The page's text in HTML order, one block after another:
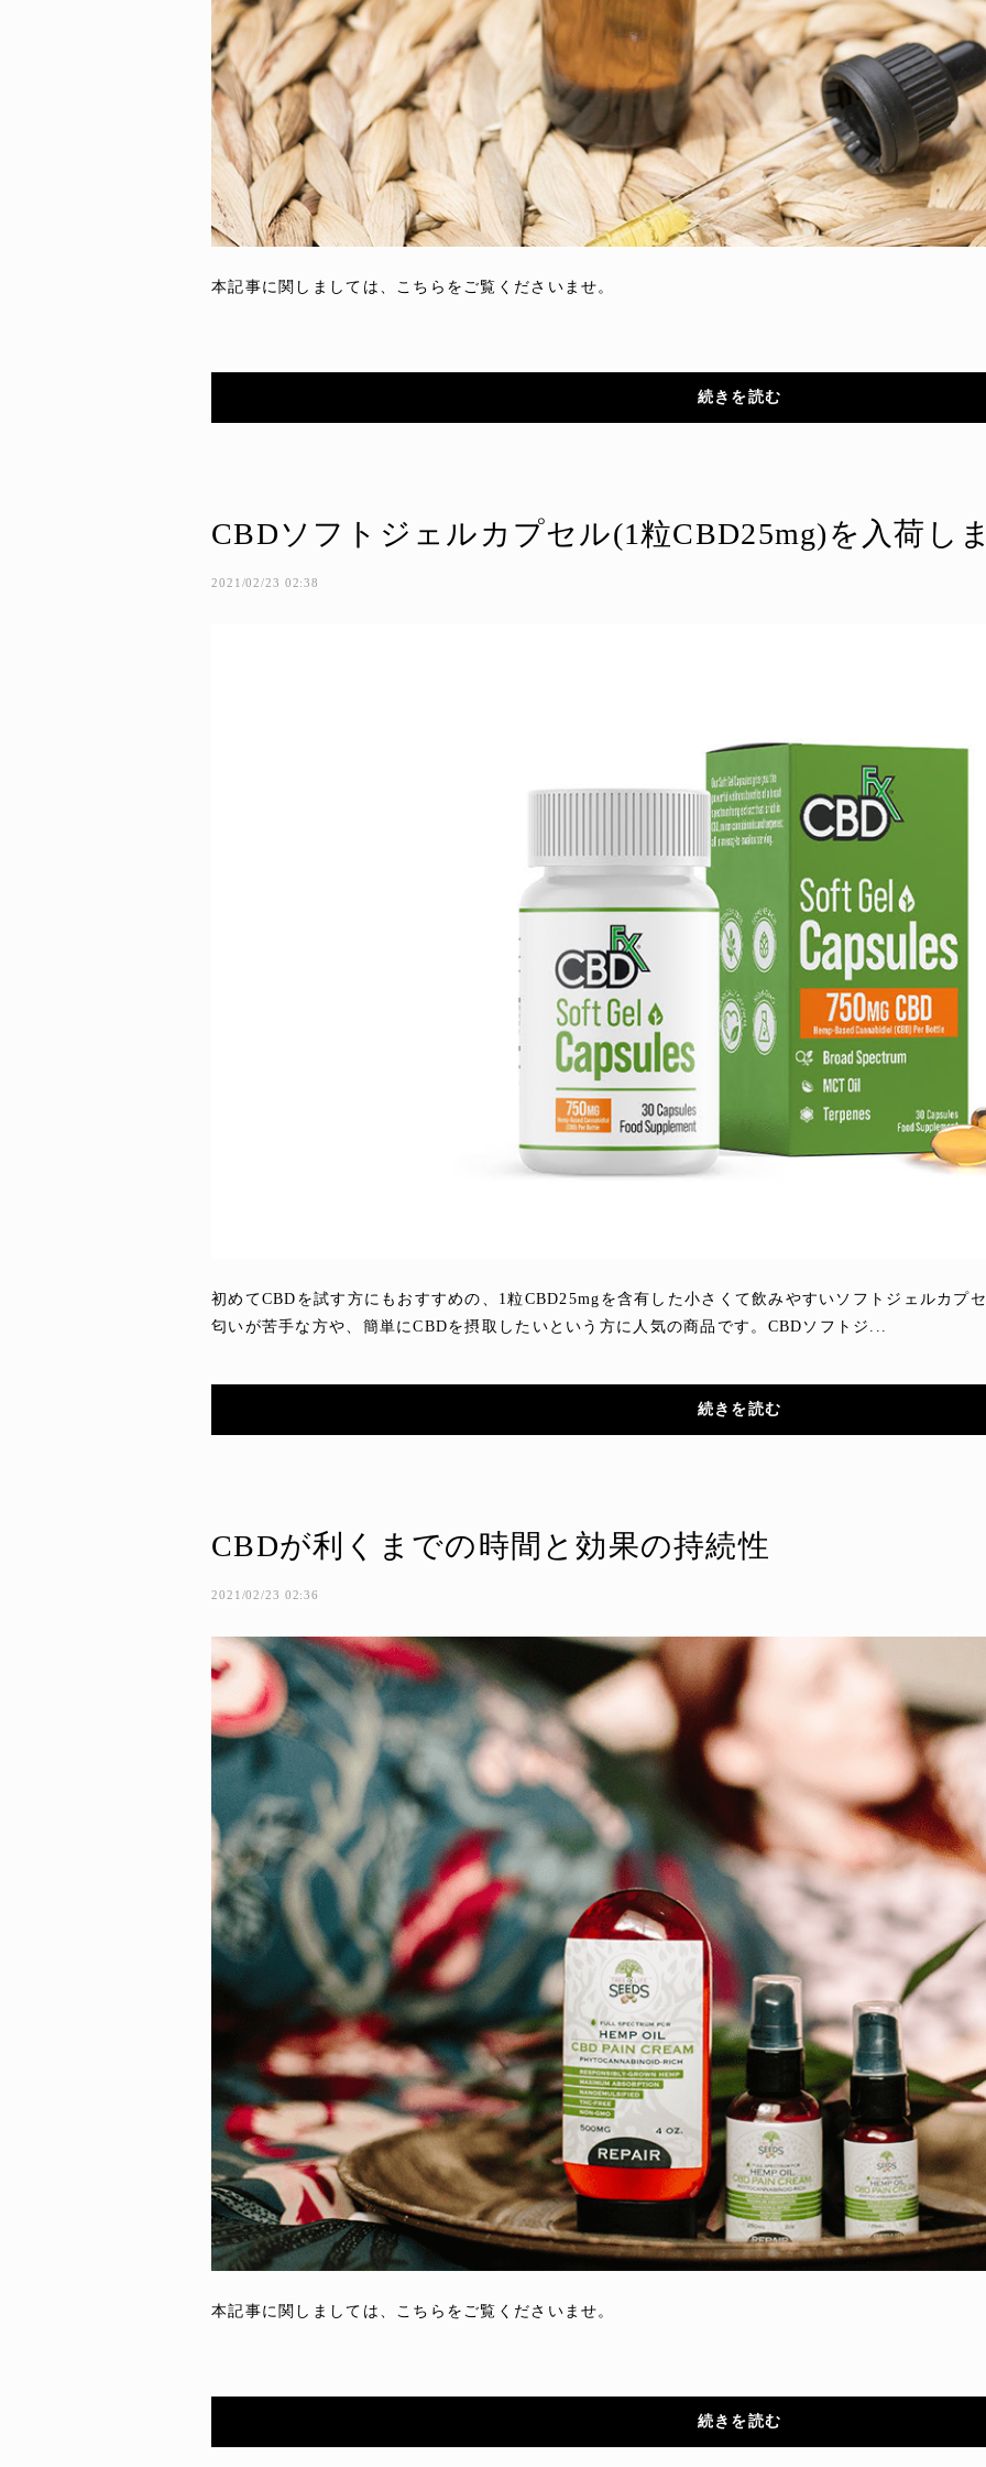
本記事に関しましては、こちらをご覧くださいませ。
続きを読む
CBDソフトジェルカプセル(1粒CBD25mg)を入荷し
2021/02/23 02:38
初めてCBDを試す方にもおすすめの、1粒CBD25mgを含有した小さくて飲みやすいソフトジェルカプ
匂いが苦手な方や、簡単にCBDを摂取したいという方に人気の商品です。CBDソフトジ...
続きを読む
CBDが利くまでの時間と効果の持続性
2021/02/23 02:36
本記事に関しましては、こちらをご覧くださいませ。
続きを読む